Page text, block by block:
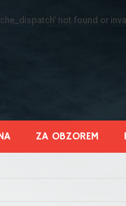
not found or
ZA OBZOREM